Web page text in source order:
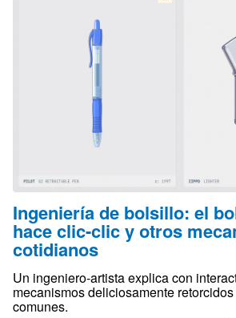
Ingeniería de bolsillo: el
hace clic-clic y otros
cotidianos
Un ingeniero-artista explica con
mecanismos deliciosamente
comunes.